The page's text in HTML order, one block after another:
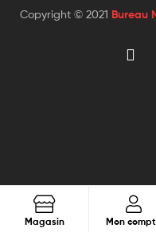
Copyright © 2021 Bureau
Magasin Mon